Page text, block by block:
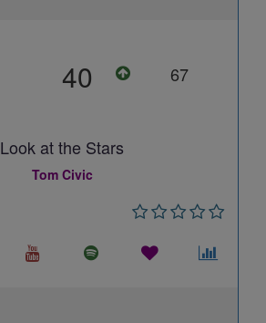
40 67
Look at the Stars
Tom Civic